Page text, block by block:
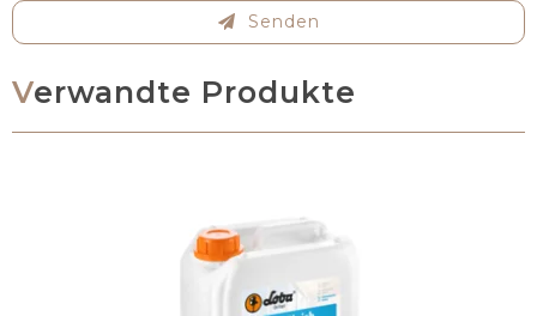
Senden
Verwandte Produkte